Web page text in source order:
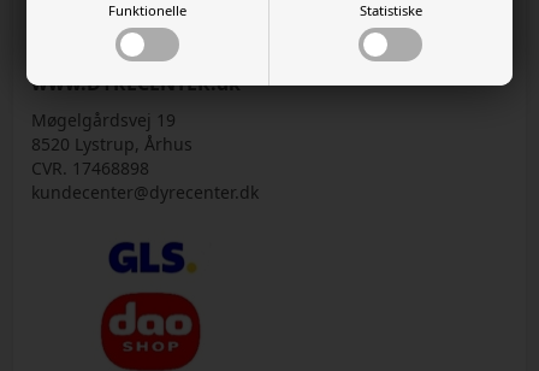
Funktionelle Statistiske
GÅ TIL KASSEN
www.DYRECENTER.dk
Møgelgårdsvej 19
8520 Lystrup, Århus
CVR. 17468898
kundecenter@dyrecenter.dk